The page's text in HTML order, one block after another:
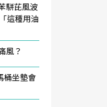
駢芘風波
這種用油
風？
桶坐墊會